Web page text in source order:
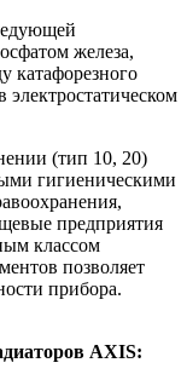
железа,
катафорезного
(тип 10, 20)
гигиеническими
предприятия
классом
позволяет
прибора.
AXIS: